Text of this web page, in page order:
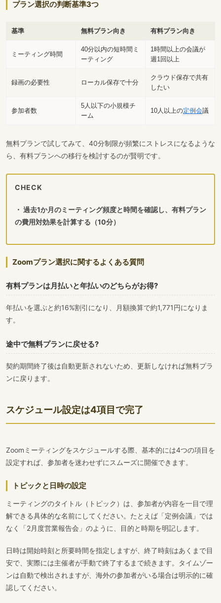
プラン選択の判断基準3つ
基準 無料プラン向き 有料プラン向き
ミーティング時間
40分以内の短時間ミ
ーティング
1時間以上の会議が
週1回以上
録画の必要性 ローカル保存で十分
クラウド保存で共有
したい
参加者数
5人以下の小規模チ
ーム
10人以上の定例会議
無料プランで試してみて、40分制限が頻繁にストレスになるような
ら、有料プランへの移行を検討するのが賢明です。
CHECK
・ 過去1か月のミーティング頻度と時間を確認し、有料プラン
の費用対効果を計算する（10分）
Zoomプラン選択に関するよくある質問
有料プランは月払いと年払いのどちらがお得?
年払いを選ぶと約16%割引になり、月額換算で約1,771円になりま
す。
途中で無料プランに戻せる?
契約期間終了後は自動更新されないため、更新しなければ無料プラ
ンに戻ります。
スケジュール設定は4項目で完了
Zoomミーティングをスケジュールする際、基本的には4つの項目を
設定すれば、参加者を迷わせずにスムーズに開催できます。
トピックと日時の設定
ミーティングのタイトル（トピック）は、参加者が内容を一目で理
解できる具体的な名前にしてください。たとえば「定例会議」では
なく「2月度営業報告会」のように、目的と時期を明記します。
日時は開始時刻と所要時間を指定しますが、終了時刻はあくまで目
安で、実際には主催者が手動で終了するまで続きます。タイムゾー
ンは自動で検出されますが、海外の参加者がいる場合は明示的に確
認してください。